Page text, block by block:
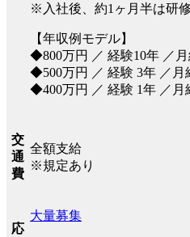
※入社後、約1ヶ月半は研
【年収例モデル】
◆800万円 ／ 経験10年 ／
◆500万円 ／ 経験 3年 ／月
◆400万円 ／ 経験 1年 ／月
交
通
費
全額支給
※規定あり
応
大量募集